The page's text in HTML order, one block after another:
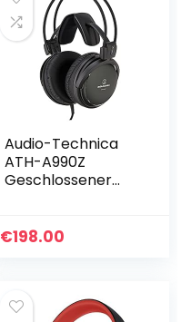
Audio-Technica
ATH-A990Z
Geschlossener
dunkelgrün-
€198.00